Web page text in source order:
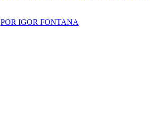
POR IGOR FONTANA